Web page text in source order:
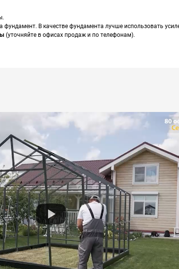
В качестве фундамента лучше использовать
(уточняйте в офисах продаж и по телефонам).